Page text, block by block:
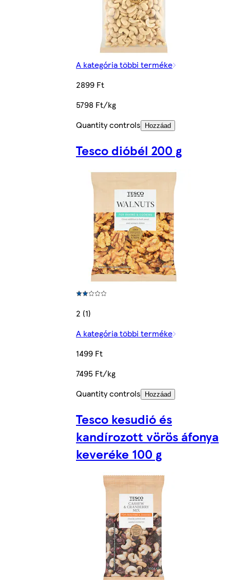
A kategória többi terméke
2899 Ft
5798 Ft/kg
Quantity controls
Hozzáad
Tesco dióbél 200 g
2 (1)
A kategória többi terméke
1499 Ft
7495 Ft/kg
Quantity controls
Hozzáad
Tesco kesudió és
kandírozott vörös áfonya
keveréke 100 g